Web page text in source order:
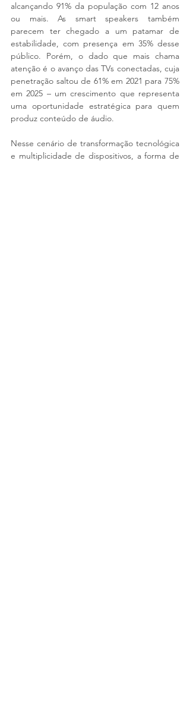
alcançando 91% da população com 12 anos
ou mais. As smart speakers também
parecem ter chegado a um patamar de
estabilidade, com presença em 35% desse
público. Porém, o dado que mais chama
atenção é o avanço das TVs conectadas, cuja
penetração saltou de 61% em 2021 para 75%
em 2025 – um crescimento que representa
uma oportunidade estratégica para quem
produz conteúdo de áudio.
Nesse cenário de transformação tecnológica
e multiplicidade de dispositivos, a forma de